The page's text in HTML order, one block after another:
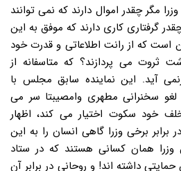
مگر چقدر اموال دارند که نمی توانند
گرفتاری کاری دارند که موفق به این
است که از رانت اطلاعاتی و قدرت خود
ثروت می پردازند؟ که متاسفانه از
آید. این نماینده سابق مجلس با
لغو سخنرانی مطهری وامصیبتا سر می
خود سکوت اختیار می کند، اظهار
برابر برخی وزرا گاهی انسان را به این
وزرا همان کسانی هستند که در ستاد
داشته اند! و روحانی در برابر آن